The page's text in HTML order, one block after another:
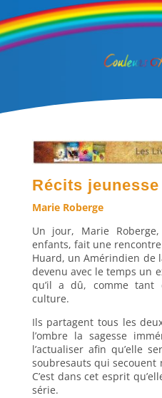
Récits jeunesse
Marie Roberge
Un jour, Marie
enfants, fait une
Huard, un Amérindien de
devenu avec le temps un
qu’il a dû, comme tant
culture.
Ils partagent tous les
l’ombre la sagesse
l’actualiser afin qu’elle
soubresauts qui secouent
C’est dans cet esprit
série.